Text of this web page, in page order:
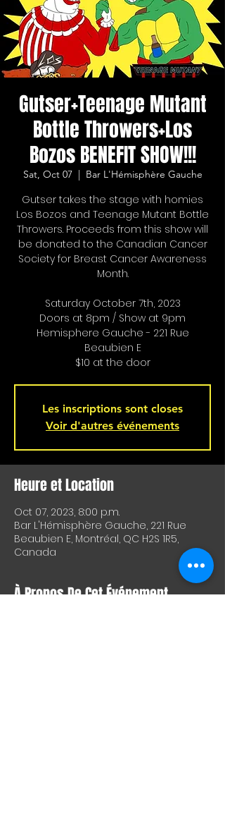
Gutser+Teenage Mutant
Bottle Throwers+Los
Bozos BENEFIT SHOW!!!
Sat, Oct 07
  |
Bar L'Hémisphère Gauche
Gutser takes the stage with homies
Los Bozos and Teenage Mutant Bottle
Throwers. Proceeds from this show will
be donated to the Canadian Cancer
Society for Breast Cancer Awareness
Month.
Saturday October 7th, 2023
Doors at 8pm / Show at 9pm
Hemisphere Gauche - 221 Rue
Beaubien E
$10 at the door
Les inscriptions sont closes
Voir d'autres événements
Heure et Location
Oct 07, 2023, 8:00 p.m.
Bar L'Hémisphère Gauche, 221 Rue
Beaubien E, Montréal, QC H2S 1R5,
Canada
À Propos De Cet Événement